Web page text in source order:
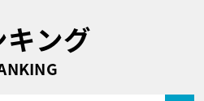
キング